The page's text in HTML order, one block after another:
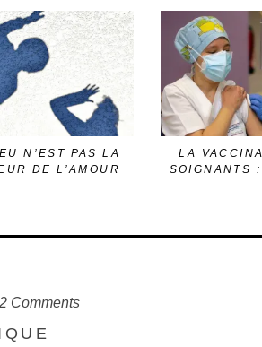
N’EST PAS LA
DE L’AMOUR
LA
SOIGNANTS
2 Comments